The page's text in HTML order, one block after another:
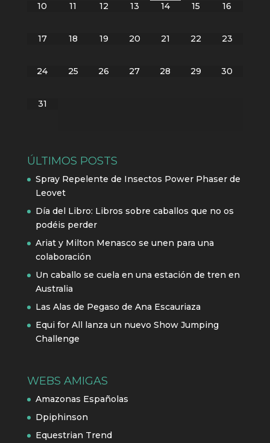
10 11 12 13 14 15 16
17 18 19 20 21 22 23
24 25 26 27 28 29 30
31
ÚLTIMOS POSTS
Spray Repelente de Insectos Power Phaser de
Leovet
Día del Libro: Libros sobre caballos que no os
podéis perder
Ariat y Milton Menasco se unen para una
colaboración
Un caballo se cuela en una estación de tren en
Australia
Las Alas de Pegaso de Ana Escauriaza
Equi for All lanza un nuevo Show Jumping
Challenge
WEBS AMIGAS
Amazonas Españolas
Dpiphinson
Equestrian Trend